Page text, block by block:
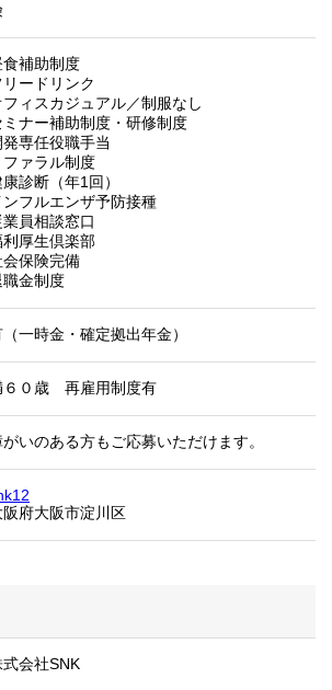
食補助制度
リードリンク
フィスカジュアル／制服なし
ミナー補助制度・研修制度
発専任役職手当
ファラル制度
診断（年1回）
ンフルエンザ予防接種
業員相談窓口
利厚生倶楽部
会保険完備
職金制度
一時金・確定拠出年金）
６０歳 再雇用制度有
がいのある方もご応募いただけます。
阪府大阪市淀川区
式会社SNK